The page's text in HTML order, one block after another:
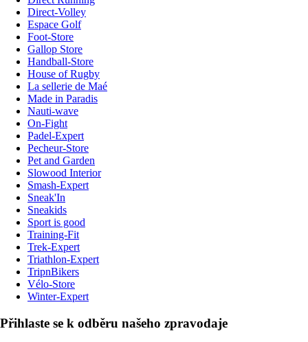
Direct-Volley
Espace Golf
Foot-Store
Gallop Store
Handball-Store
House of Rugby
La sellerie de Maé
Made in Paradis
Nauti-wave
On-Fight
Padel-Expert
Pecheur-Store
Pet and Garden
Slowood Interior
Smash-Expert
Sneak'In
Sneakids
Sport is good
Training-Fit
Trek-Expert
Triathlon-Expert
TripnBikers
Vélo-Store
Winter-Expert
Přihlaste se k odběru našeho zpravodaje